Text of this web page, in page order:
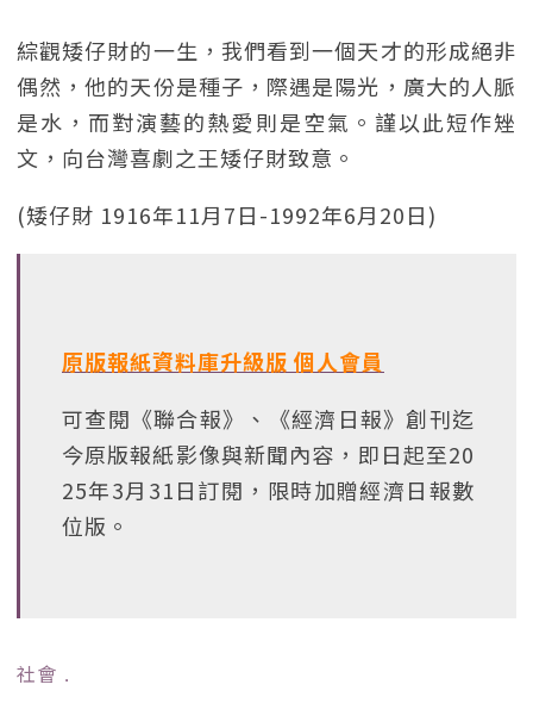
綜觀矮仔財的一生，我們看到一個天才的形成絕非
偶然，他的天份是種子，際遇是陽光，廣大的人脈
是水，而對演藝的熱愛則是空氣。謹以此短作矬
文，向台灣喜劇之王矮仔財致意。
(矮仔財 1916年11月7日-1992年6月20日)
原版報紙資料庫升級版 個人會員
可查閱《聯合報》、《經濟日報》創刊迄
今原版報紙影像與新聞內容，即日起至20
25年3月31日訂閱，限時加贈經濟日報數
位版。
社會 ﹒